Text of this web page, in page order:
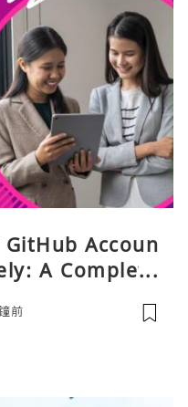
Accoun
A Complete
前